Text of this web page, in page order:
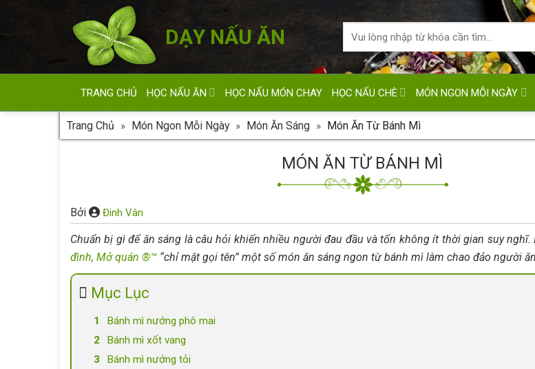
DẠY NẤU ĂN
TRANG CHỦ HỌC NẤU ĂN HỌC NẤU MÓN CHAY HỌC NẤU CHÈ MÓN NGON MỖI NGÀY
Trang Chủ » Món Ngon Mỗi Ngày » Món Ăn Sáng » Món Ăn Từ Bánh Mì
MÓN ĂN TỪ BÁNH MÌ
Bởi Đinh Vân
Chuẩn bị gì để ăn sáng là câu hỏi khiến nhiều người đau đầu và tốn không ít thời gian suy
đình, Mở quán ®™ “chỉ mặt gọi tên” một số món ăn sáng ngon từ bánh mì làm chao đảo người
Mục Lục
Bánh mì nướng phô mai
Bánh mì xốt vang
Bánh mì nướng tỏi